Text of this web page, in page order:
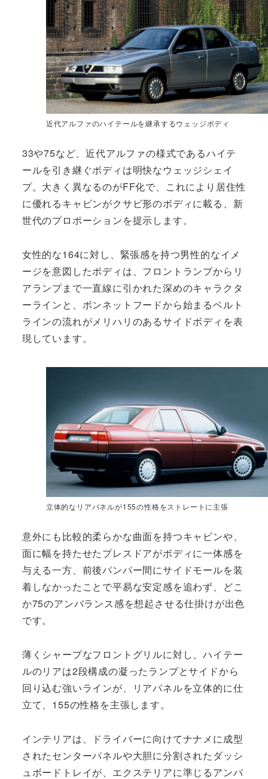
近代アルファのハイテールを継承するウェッジボディ
33や75など、近代アルファの様式であるハイテ
ールを引き継ぐボディは明快なウェッジシェイ
プ。大きく異なるのがFF化で、これにより居住性
に優れるキャビンがクサビ形のボディに載る、新
世代のプロポーションを提示します。
女性的な164に対し、緊張感を持つ男性的なイメ
ージを意図したボディは、フロントランプからリ
アランプまで一直線に引かれた深めのキャラクタ
ーラインと、ボンネットフードから始まるベルト
ラインの流れがメリハリのあるサイドボディを表
現しています。
立体的なリアパネルが155の性格をストレートに主張
意外にも比較的柔らかな曲面を持つキャビンや、
面に幅を持たせたプレスドアがボディに一体感を
与える一方、前後パンパー間にサイドモールを装
着しなかったことで平易な安定感を追わず、どこ
か75のアンバランス感を想起させる仕掛けが出色
です。
薄くシャープなフロントグリルに対し、ハイテー
ルのリアは2段構成の凝ったランプとサイドから
回り込む強いラインが、リアパネルを立体的に仕
立て、155の性格を主張します。
インテリアは、ドライバーに向けてナナメに成型
されたセンターパネルや大胆に分割されたダッシ
ュボードトレイが、エクステリアに準じるアンバ